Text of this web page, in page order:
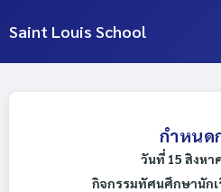
Saint Louis School
กำหนด
วันที่ 15 สิงหา
กิจกรรมทัศนศึกษานัก